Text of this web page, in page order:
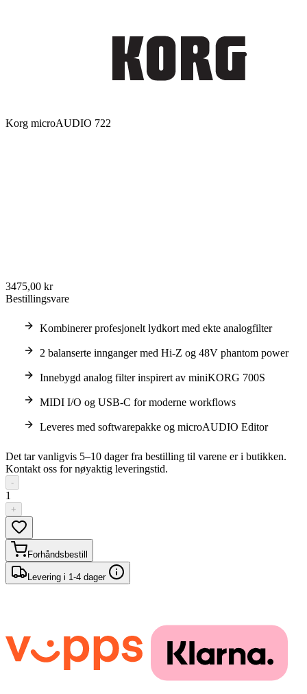
Korg microAUDIO 722
3475,00 kr
Bestillingsvare
Kombinerer profesjonelt lydkort med ekte analogfilter
2 balanserte innganger med Hi-Z og 48V phantom power
Innebygd analog filter inspirert av miniKORG 700S
MIDI I/O og USB-C for moderne workflows
Leveres med softwarepakke og microAUDIO Editor
Det tar vanligvis 5–10 dager fra bestilling til varene er i butikken.
Kontakt oss for nøyaktig leveringstid.
-
1
+
Forhåndsbestill
Levering i 1-4 dager